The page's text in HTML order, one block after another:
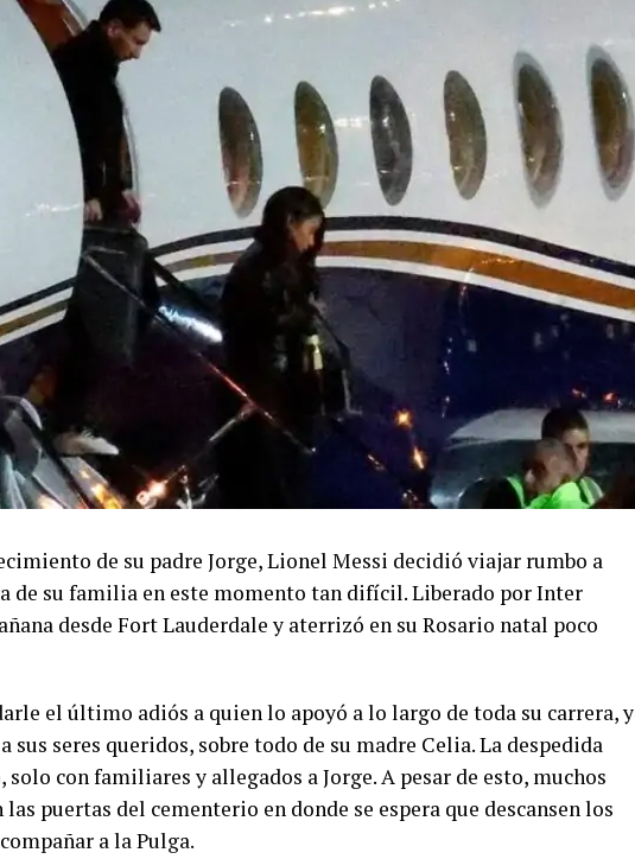
de su padre Jorge, Lionel Messi decidió viajar rumbo a
de su familia en este momento tan difícil. Liberado por Inter
desde Fort Lauderdale y aterrizó en su Rosario natal poco
el último adiós a quien lo apoyó a lo largo de toda su carrera, y
sus seres queridos, sobre todo de su madre Celia. La despedida
con familiares y allegados a Jorge. A pesar de esto, muchos
puertas del cementerio en donde se espera que descansen los
a la Pulga.